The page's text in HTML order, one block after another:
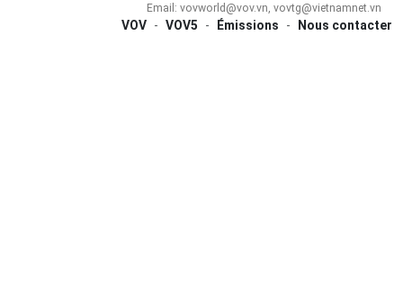
Email: vovworld@vov.vn, vovtg@vietnamnet.vn
VOV - VOV5 - Émissions - Nous contacter